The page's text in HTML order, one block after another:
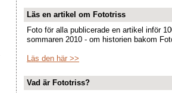
Läs en artikel om Fototriss
Foto för alla publicerade en artikel inför
sommaren 2010 - om historien bakom
Läs den här >>
Vad är Fototriss?